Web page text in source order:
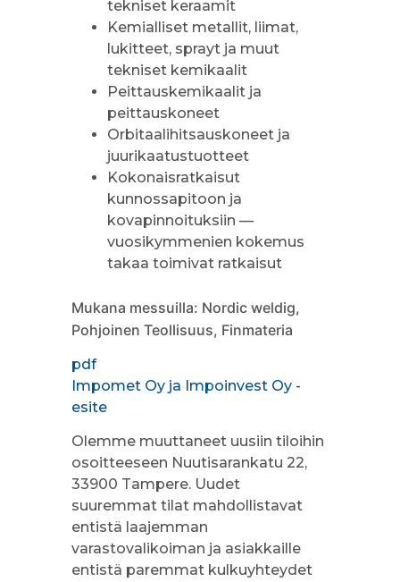
tekniset keraamit
Kemialliset metallit, liimat,
lukitteet, sprayt ja muut
tekniset kemikaalit
Peittauskemikaalit ja
peittauskoneet
Orbitaalihitsauskoneet ja
juurikaatustuotteet
Kokonaisratkaisut
kunnossapitoon ja
kovapinnoituksiin —
vuosikymmenien kokemus
takaa toimivat ratkaisut
Mukana messuilla: Nordic weldig,
Pohjoinen Teollisuus, Finmateria
pdf
Impomet Oy ja Impoinvest Oy -
esite
Olemme muuttaneet uusiin tiloihin
osoitteeseen Nuutisarankatu 22,
33900 Tampere. Uudet
suuremmat tilat mahdollistavat
entistä laajemman
varastovalikoiman ja asiakkaille
entistä paremmat kulkuyhteydet